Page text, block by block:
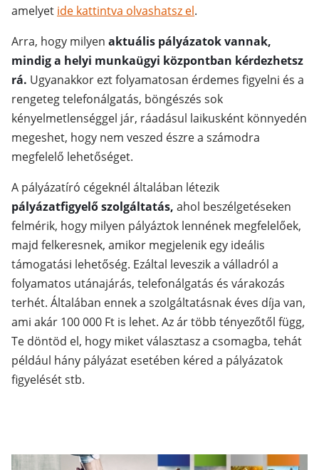
amelyet ide kattintva olvashatsz el.
Arra, hogy milyen aktuális pályázatok vannak,
mindig a helyi munkaügyi központban kérdezhetsz
rá. Ugyanakkor ezt folyamatosan érdemes figyelni és a
rengeteg telefonálgatás, böngészés sok
kényelmetlenséggel jár, ráadásul laikusként könnyedén
megeshet, hogy nem veszed észre a számodra
megfelelő lehetőséget.
A pályázatíró cégeknél általában létezik
pályázatfigyelő szolgáltatás, ahol beszélgetéseken
felmérik, hogy milyen pályáztok lennének megfelelőek,
majd felkeresnek, amikor megjelenik egy ideális
támogatási lehetőség. Ezáltal leveszik a válladról a
folyamatos utánajárás, telefonálgatás és várakozás
terhét. Általában ennek a szolgáltatásnak éves díja van,
ami akár 100 000 Ft is lehet. Az ár több tényezőtől függ,
Te döntöd el, hogy miket választasz a csomagba, tehát
például hány pályázat esetében kéred a pályázatok
figyelését stb.